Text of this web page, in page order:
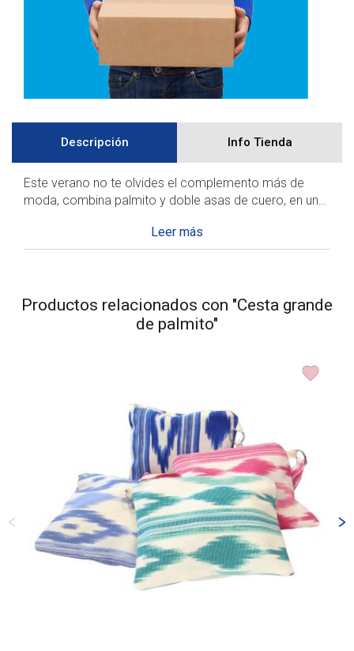
Descripción Info Tienda
Este verano no te olvides el complemento más de
moda, combina palmito y doble asas de cuero, en un
Medidas: Alto 60cm x Ancho 39cm
Desplegable
de
del
producto
Productos relacionados con "Cesta grande
de palmito"